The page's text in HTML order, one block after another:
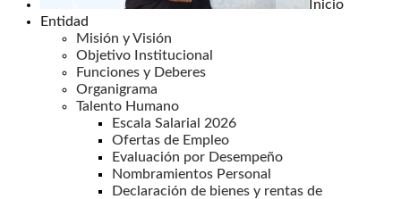
Inicio
Entidad
Misión y Visión
Objetivo Institucional
Funciones y Deberes
Organigrama
Talento Humano
Escala Salarial 2026
Ofertas de Empleo
Evaluación por Desempeño
Nombramientos Personal
Declaración de bienes y rentas de